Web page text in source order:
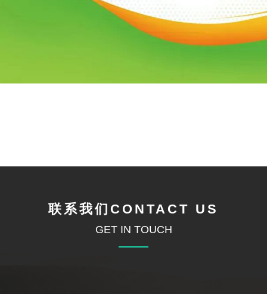
联系我们CONTACT US
GET IN TOUCH